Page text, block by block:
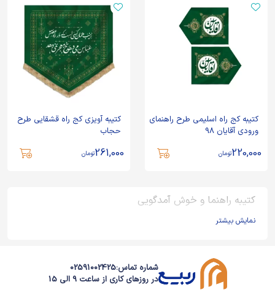
کتیبه کج راه اسلیمی طرح راهنمای
ورودی آقایان 98
220,000تومان
کتیبه آویزی کج راه قشقایی طرح
حجاب
261,000تومان
کتیبه راهنما و خوش آمدگویی
نمایش بیشتر
شماره تماس:02591002425
در روزهای کاری از ساعت 9 الی 15